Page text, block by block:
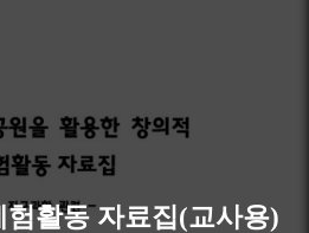
험활동 자료집(교사용)